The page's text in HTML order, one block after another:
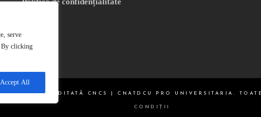
serve
By clicking
Accept All
ACREDITATĂ CNCS | CNATDCU PRO UNIVERSITARIA.
CONDIŢII